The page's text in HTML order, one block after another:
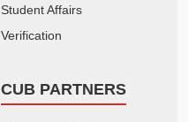
Student Affairs
Verification
CUB PARTNERS